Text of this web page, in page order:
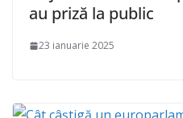
au priză la public
23 ianuarie 2025